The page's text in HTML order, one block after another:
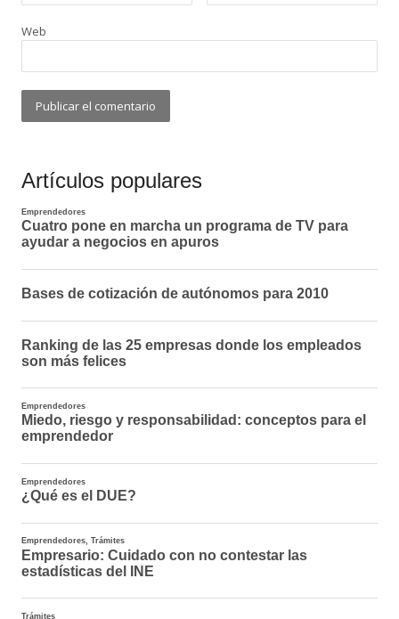
Web
Artículos populares